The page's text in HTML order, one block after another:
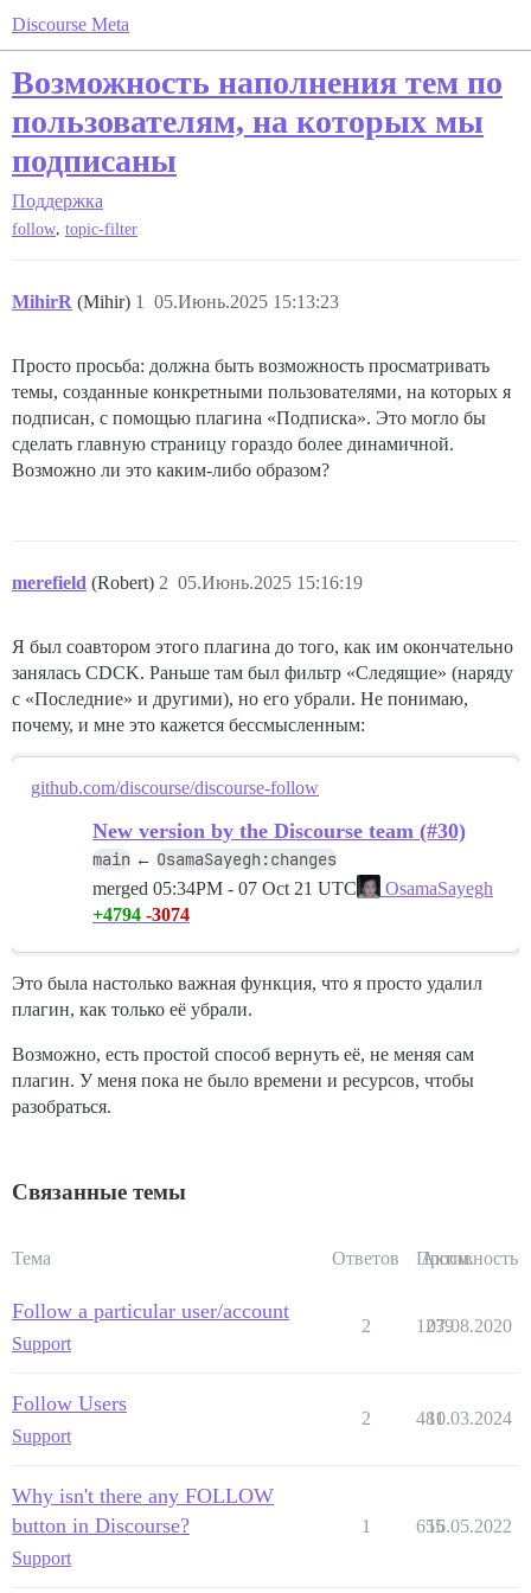
Discourse Meta
Возможность наполнения тем по
пользователям, на которых мы
подписаны
Поддержка
follow, topic-filter
MihirR (Mihir) 05.Июнь.2025 15:13:23
1
Просто просьба: должна быть возможность просматривать
темы, созданные конкретными пользователями, на которых я
подписан, с помощью плагина «Подписка». Это могло бы
сделать главную страницу гораздо более динамичной.
Возможно ли это каким-либо образом?
merefield (Robert) 05.Июнь.2025 15:16:19
2
Я был соавтором этого плагина до того, как им окончательно
занялась CDCK. Раньше там был фильтр «Следящие» (наряду
с «Последние» и другими), но его убрали. Не понимаю,
почему, и мне это кажется бессмысленным:
github.com/discourse/discourse-follow
New version by the Discourse team (#30)
main ← OsamaSayegh:changes
merged 05:34PM - 07 Oct 21 UTC
OsamaSayegh
+4794 -3074
Это была настолько важная функция, что я просто удалил
плагин, как только её убрали.
Возможно, есть простой способ вернуть её, не меняя сам
плагин. У меня пока не было времени и ресурсов, чтобы
разобраться.
Связанные темы
Тема Ответов Просм.
Активность
Follow a particular user/account
Support
2 1239
07.08.2020
Follow Users
Support
2 481
10.03.2024
Why isn't there any FOLLOW
button in Discourse?
Support
1 655
16.05.2022